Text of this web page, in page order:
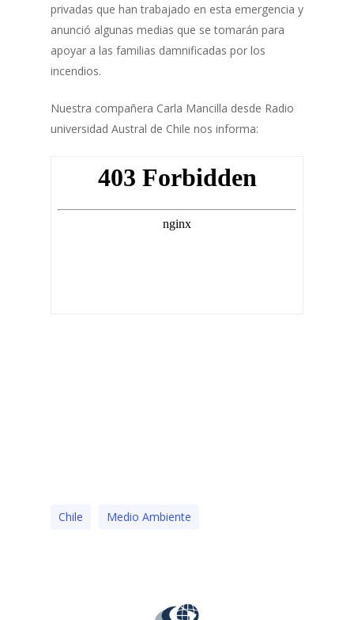
privadas que han trabajado en esta emergencia y
anunció algunas medias que se tomarán para
apoyar a las familias damnificadas por los
incendios.
Nuestra compañera Carla Mancilla desde Radio
universidad Austral de Chile nos informa:
Chile Medio Ambiente